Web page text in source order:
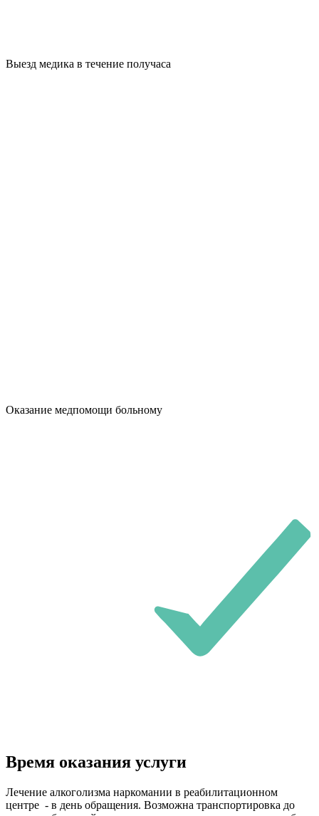
Выезд медика в течение получаса
Оказание медпомощи больному
Время оказания услуги
Лечение алкоголизма наркомании в реабилитационном
центре - в день обращения. Возможна транспортировка до